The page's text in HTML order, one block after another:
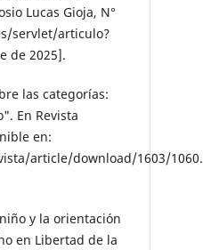
Lucas Gioja, N°
servlet/articulo?
de 2025].
las categorías:
En Revista
en:
article/download/1603/1060.
y la orientación
en Libertad de la